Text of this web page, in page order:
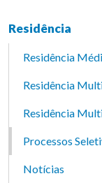
Residência
Residência
Residência
Residência
Processos
Notícias